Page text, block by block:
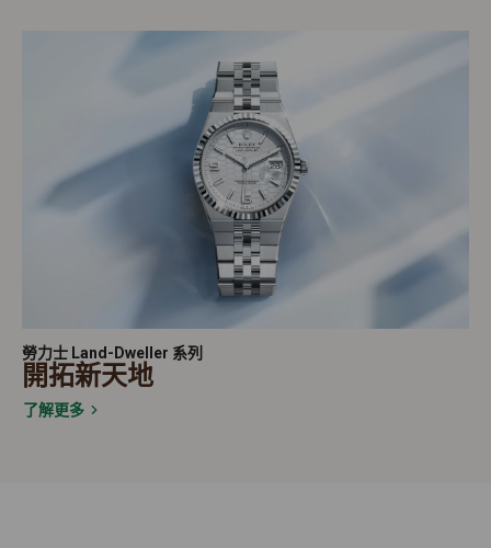
勞力士 Land-Dweller 系列
開拓新天地
了解更多